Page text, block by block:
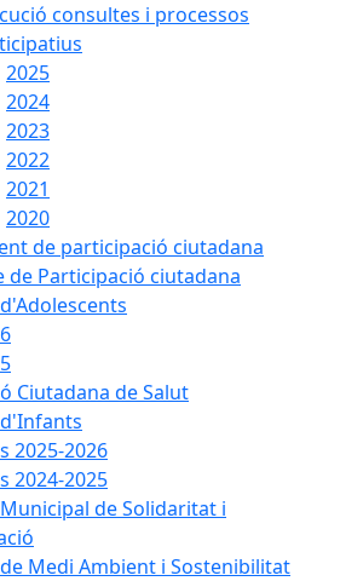
consultes i processos
2025
2024
2023
2022
2021
2020
de participació ciutadana
de Participació ciutadana
Ciutadana de Salut
2025-2026
2024-2025
de Solidaritat i
Medi Ambient i Sostenibilitat